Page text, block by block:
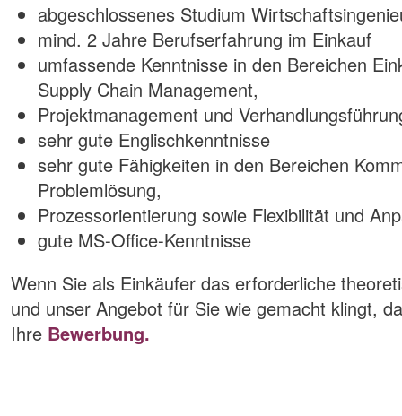
abgeschlossenes Studium
mind. 2 Jahre Berufserfahrung im Einkauf
umfassende Kenntnisse in den Bereichen
Supply Chain Management,
Projektmanagement und
sehr gute Englischkenntnisse
sehr gute Fähigkeiten in den Bereichen
Problemlösung,
Prozessorientierung sowie Flexibilität und
gute MS-Office-Kenntnisse
Wenn Sie als Einkäufer das erforderliche
und unser Angebot für Sie wie gemacht klingt,
Ihre Bewerbung.